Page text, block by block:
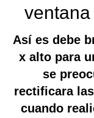
Así es debe
x alto para
se
rectificara
cuando